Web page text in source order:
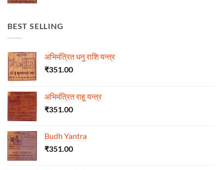
BEST SELLING
अभिमंत्रित धनु राशि यन्त्र
₹351.00
अभिमंत्रित राहू यन्त्र
₹351.00
Budh Yantra
₹351.00